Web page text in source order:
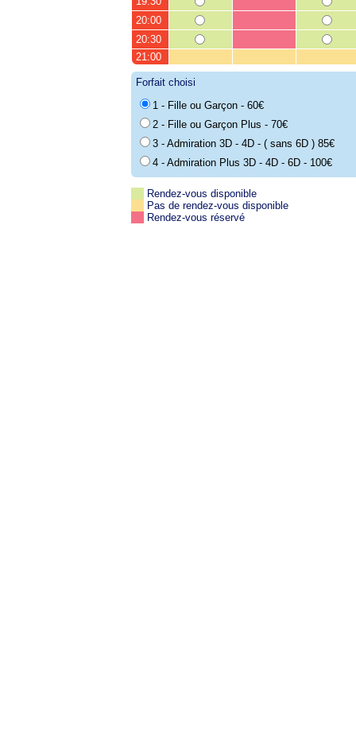
20:00
20:30
21:00
Forfait choisi
1 - Fille ou Garçon - 60€
2 - Fille ou Garçon Plus - 70€
3 - Admiration 3D - 4D - ( sans 6D ) 85€
4 - Admiration Plus 3D - 4D - 6D - 100€
Rendez-vous disponible
Pas de rendez-vous disponible
Rendez-vous réservé